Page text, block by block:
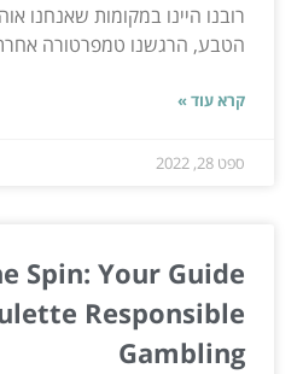
רובנו היינו במקומות שאנחנו
הטבע, הרגשנו טמפרטורה
קרא עוד »
ספט 28, 2022
Spin: Your Guide
Responsible
Gambling